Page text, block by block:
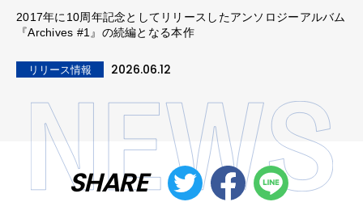
2017年に10周年記念としてリリースしたアンソロジーアルバム
『Archives #1』の続編となる本作
リリース情報 2026.06.12
SHARE